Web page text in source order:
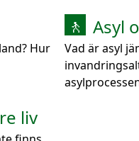
Hur
🚶 Asyl
Vad är asyl
liv